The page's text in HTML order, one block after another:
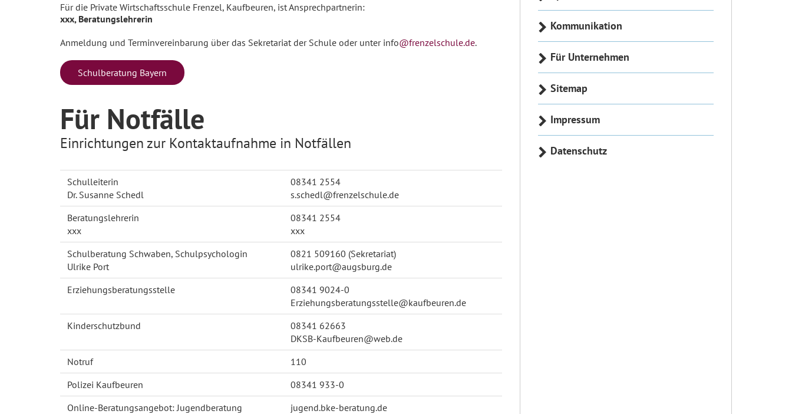
Für die Private Wirtschaftsschule Frenzel, Kaufbeuren, ist Ansprechpartnerin:
xxx, Beratungslehrerin
Anmeldung und Terminvereinbarung über das Sekretariat der Schule oder unter info@frenzelschule.de.
Schulberatung Bayern
Für Notfälle
Einrichtungen zur Kontaktaufnahme in Notfällen
Schulleiterin
Dr. Susanne Schedl
08341 2554
s.schedl@frenzelschule.de
Beratungslehrerin
xxx
08341 2554
xxx
Schulberatung Schwaben, Schulpsychologin
Ulrike Port
0821 509160 (Sekretariat)
ulrike.port@augsburg.de
Erziehungsberatungsstelle
08341 9024-0
Erziehungsberatungsstelle@kaufbeuren.de
Kinderschutzbund
08341 62663
DKSB-Kaufbeuren@web.de
Notruf
110
Polizei Kaufbeuren
08341 933-0
Online-Beratungsangebot: Jugendberatung
jugend.bke-beratung.de
Kommunikation
Für Unternehmen
Sitemap
Impressum
Datenschutz